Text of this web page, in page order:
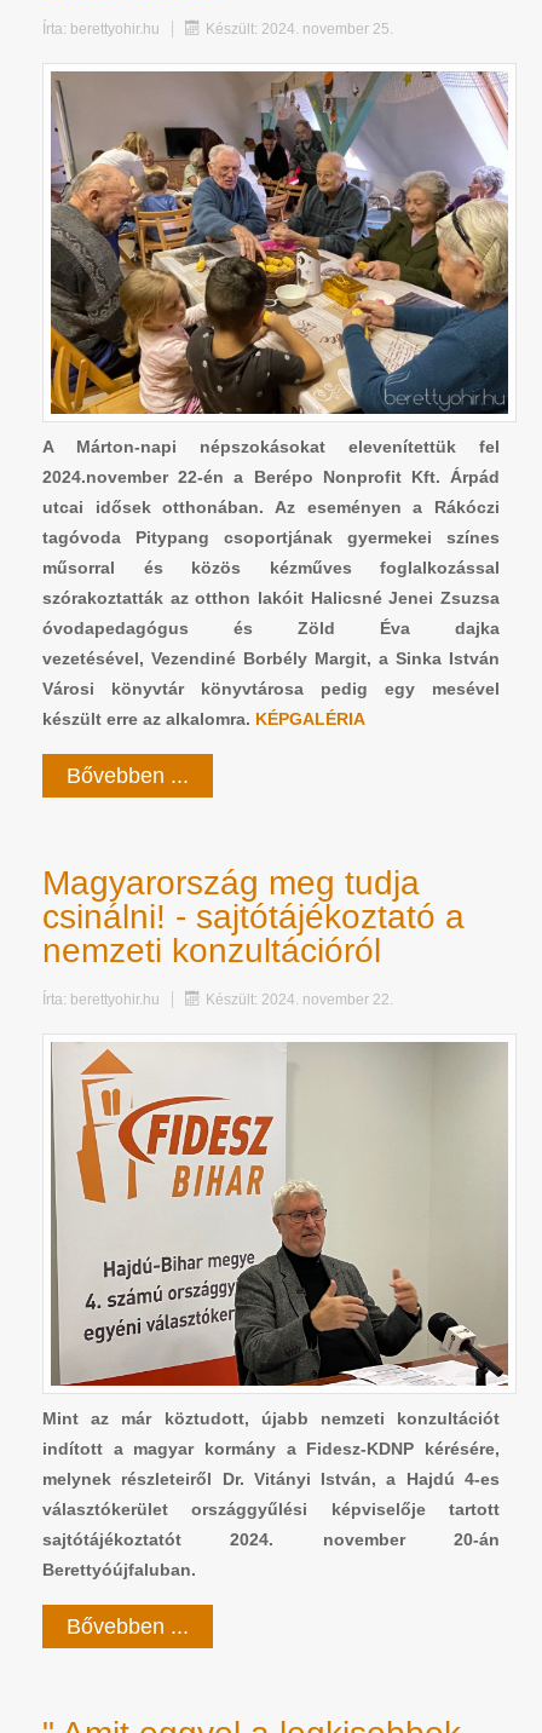
Írta: berettyohir.hu Készült: 2024. november 25.
A Márton-napi népszokásokat elevenítettük fel
2024.november 22-én a Berépo Nonprofit Kft. Árpád
utcai idősek otthonában. Az eseményen a Rákóczi
tagóvoda Pitypang csoportjának gyermekei színes
műsorral és közös kézműves foglalkozással
szórakoztatták az otthon lakóit Halicsné Jenei Zsuzsa
óvodapedagógus és Zöld Éva dajka
vezetésével, Vezendiné Borbély Margit, a Sinka István
Városi könyvtár könyvtárosa pedig egy mesével
készült erre az alkalomra. KÉPGALÉRIA
Bővebben ...
Magyarország meg tudja
csinálni! - sajtótájékoztató a
nemzeti konzultációról
Írta: berettyohir.hu Készült: 2024. november 22.
Mint az már köztudott, újabb nemzeti konzultációt
indított a magyar kormány a Fidesz-KDNP kérésére,
melynek részleteiről Dr. Vitányi István, a Hajdú 4-es
választókerület országgyűlési képviselője tartott
sajtótájékoztatót 2024. november 20-án
Berettyóújfaluban.
Bővebben ...